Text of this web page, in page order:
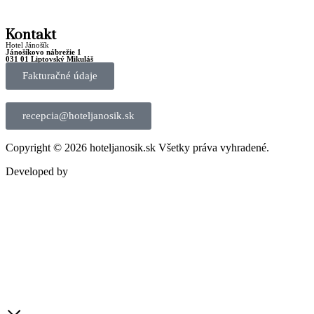
Kontakt
Hotel Jánošík
Jánošíkovo nábrežie 1
031 01 Liptovský Mikuláš
Fakturačné údaje
recepcia@hoteljanosik.sk
Copyright © 2026 hoteljanosik.sk Všetky práva vyhradené.
Developed by